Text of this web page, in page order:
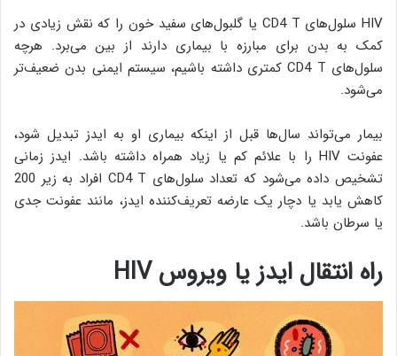
HIV سلول‌های CD4 T یا گلبول‌های سفید خون را که نقش زیادی در
کمک به بدن برای مبارزه با بیماری دارند از بین می‌برد. هرچه
سلول‌های CD4 T کمتری داشته باشیم، سیستم ایمنی بدن ضعیف‌تر
می‌شود.
بیمار می‌تواند سال‌ها قبل از اینکه بیماری او به ایدز تبدیل شود،
عفونت HIV را با علائم کم یا زیاد همراه داشته باشد. ایدز زمانی
تشخیص داده می‌شود که تعداد سلول‌های CD4 T افراد به زیر 200
کاهش یابد یا دچار یک عارضه تعریف‌کننده ایدز، مانند عفونت جدی
یا سرطان باشد.
راه انتقال ایدز یا ویروسHIV